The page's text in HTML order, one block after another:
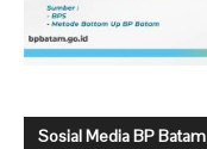
Sosial Media BP Batam